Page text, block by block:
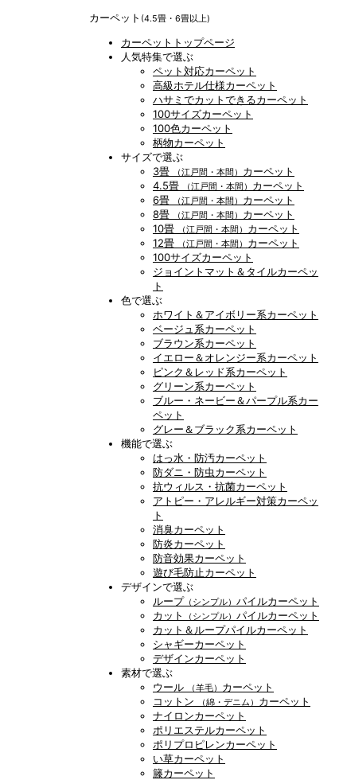
カーペット (4.5畳・6畳以上)
カーペットトップページ
人気特集で選ぶ
ペット対応カーペット
高級ホテル仕様カーペット
ハサミでカットできるカーペット
100サイズカーペット
100色カーペット
柄物カーペット
サイズで選ぶ
3畳
（江戸間・本間） カーペット
4.5畳
（江戸間・本間） カーペット
6畳
（江戸間・本間） カーペット
8畳
（江戸間・本間） カーペット
10畳
（江戸間・本間） カーペット
12畳
（江戸間・本間） カーペット
100サイズカーペット
ジョイントマット＆タイルカーペッ
ト
色で選ぶ
ホワイト＆アイボリー系カーペット
ベージュ系カーペット
ブラウン系カーペット
イエロー＆オレンジー系カーペット
ピンク＆レッド系カーペット
グリーン系カーペット
ブルー・ネービー＆パープル系カー
ペット
グレー＆ブラック系カーペット
機能で選ぶ
はっ水・防汚カーペット
防ダニ・防虫カーペット
抗ウィルス・抗菌カーペット
アトピー・アレルギー対策カーペッ
ト
消臭カーペット
防炎カーペット
防音効果カーペット
遊び毛防止カーペット
デザインで選ぶ
ループ （シンプル） パイルカーペット
カット
（シンプル） パイルカーペット
カット＆ループパイルカーペット
シャギーカーペット
デザインカーペット
素材で選ぶ
ウール
（羊毛） カーペット
コットン
（綿・デニム） カーペット
ナイロンカーペット
ポリエステルカーペット
ポリプロピレンカーペット
い草カーペット
籐カーペット